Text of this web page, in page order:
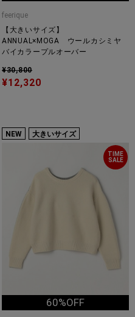
feerique
【大きいサイズ】
ANNUAL×MOGA ウールカシミヤ
バイカラープルオーバー
¥30,800
¥12,320
NEW 大きいサイズ
TIME
SALE
60%OFF